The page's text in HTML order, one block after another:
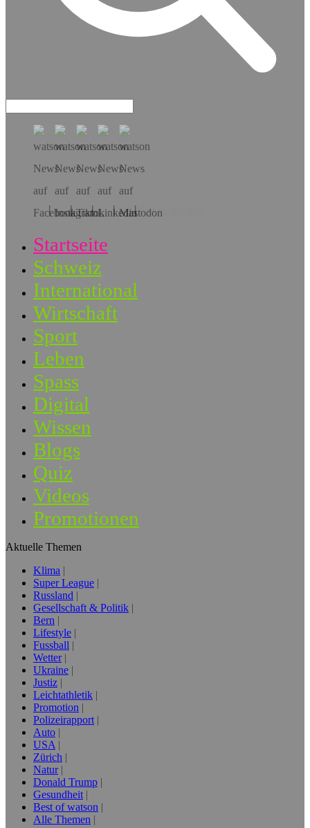
Hol dir die App!
Startseite
Schweiz
International
Wirtschaft
Sport
Leben
Spass
Digital
Wissen
Blogs
Quiz
Videos
Promotionen
Aktuelle Themen
Klima
Super League
Russland
Gesellschaft & Politik
Bern
Lifestyle
Fussball
Wetter
Ukraine
Justiz
Leichtathletik
Promotion
Polizeirapport
Auto
USA
Zürich
Natur
Donald Trump
Gesundheit
Best of watson
Alle Themen